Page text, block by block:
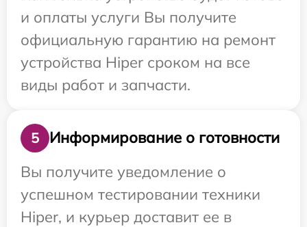
и оплаты услуги Вы получите
официальную гарантию на ремонт
устройства Hiper сроком на все
виды работ и запчасти.
5
Информирование о готовности
Вы получите уведомление о
успешном тестировании техники
Hiper, и курьер доставит ее в